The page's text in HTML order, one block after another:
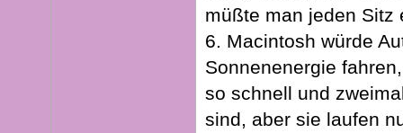
müßte man jeden Sitz
6. Macintosh würde
Sonnenenergie
so schnell und
sind, aber sie laufen